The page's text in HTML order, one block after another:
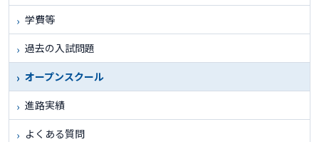
学費等
過去の入試問題
オープンスクール
進路実績
よくある質問